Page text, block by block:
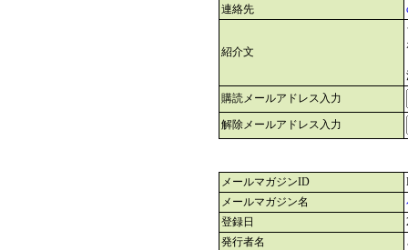
連絡先
紹介文
購読メールアドレス入力
解除メールアドレス入力
メールマガジンID
メールマガジン名
登録日
発行者名